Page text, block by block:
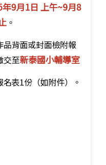
年9月1日 上午~9月8
。
背面或封面檢附報
交至新泰國小輔導室
表1份（如附件）。